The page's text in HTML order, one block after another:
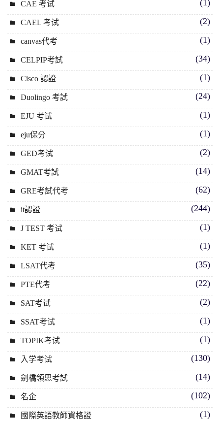
CAE 考试 (1)
CAEL 考试 (2)
canvas代考 (1)
CELPIP考試 (34)
Cisco 認證 (1)
Duolingo 考試 (24)
EJU 考试 (1)
eju保分 (1)
GED考试 (2)
GMAT考試 (14)
GRE考試代考 (62)
it認證 (244)
J TEST 考试 (1)
KET 考试 (1)
LSAT代考 (35)
PTE代考 (22)
SAT考试 (2)
SSAT考试 (1)
TOPIK考试 (1)
入学考试 (130)
劍橋領思考試 (14)
名企 (102)
國際英語教師資格證 (1)